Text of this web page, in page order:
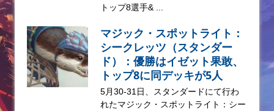
トップ8選手& ...
マジック・スポットライト：
シークレッツ（スタンダー
ド）：優勝はイゼット果敢、
トップ8に同デッキが5人
5月30-31日、スタンダードにて行わ
れたマジック・スポットライト：シー